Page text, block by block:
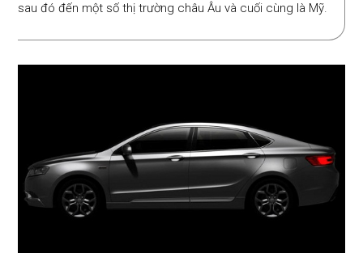
sau đó đến một số thị trường châu Âu và cuối cùng là Mỹ.